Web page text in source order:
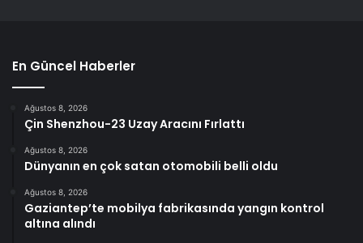
En Güncel Haberler
Ağustos 8, 2026
Çin Shenzhou-23 Uzay Aracını Fırlattı
Ağustos 8, 2026
Dünyanın en çok satan otomobili belli oldu
Ağustos 8, 2026
Gaziantep’te mobilya fabrikasında yangın kontrol
altına alındı